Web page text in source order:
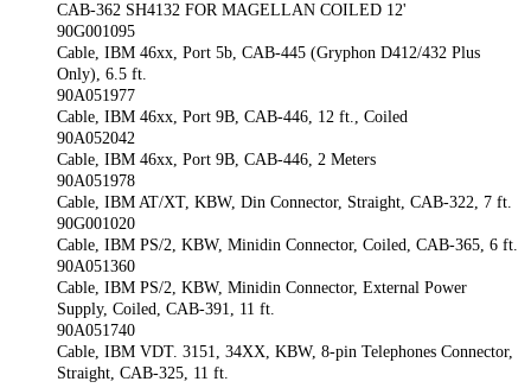
CAB-362 SH4132 FOR MAGELLAN COILED 12'
90G001095
Cable, IBM 46xx, Port 5b, CAB-445 (Gryphon D412/432 Plus
Only), 6.5 ft.
90A051977
Cable, IBM 46xx, Port 9B, CAB-446, 12 ft., Coiled
90A052042
Cable, IBM 46xx, Port 9B, CAB-446, 2 Meters
90A051978
Cable, IBM AT/XT, KBW, Din Connector, Straight, CAB-322, 7 ft.
90G001020
Cable, IBM PS/2, KBW, Minidin Connector, Coiled, CAB-365, 6 ft.
90A051360
Cable, IBM PS/2, KBW, Minidin Connector, External Power
Supply, Coiled, CAB-391, 11 ft.
90A051740
Cable, IBM VDT. 3151, 34XX, KBW, 8-pin Telephones Connector,
Straight, CAB-325, 11 ft.